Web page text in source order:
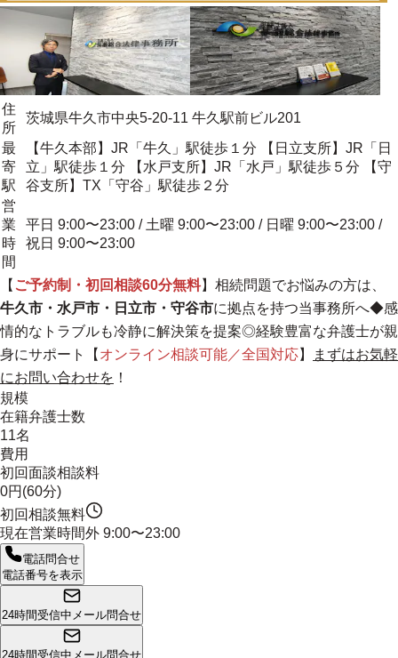
住
所
茨城県牛久市中央5-20-11 牛久駅前ビル201
最
寄
駅
【牛久本部】JR「牛久」駅徒歩１分 【日立支所】JR「日
立」駅徒歩１分 【水戸支所】JR「水戸」駅徒歩５分 【守
谷支所】TX「守谷」駅徒歩２分
営
業
時
間
平日 9:00〜23:00 / 土曜 9:00〜23:00 / 日曜 9:00〜23:00 /
祝日 9:00〜23:00
【 ご予約制・初回相談60分無料】相続問題でお悩みの方は、
牛久市・水戸市・日立市・守谷市に拠点を持つ当事務所へ◆感
情的なトラブルも冷静に解決策を提案◎経験豊富な弁護士が親
身にサポート
【 オンライン相談可能／全国対応】
まずはお気軽
にお問い合わせを ！
規模
在籍弁護士数
11名
費用
初回面談相談料
0円(60分)
初回相談無料
現在営業時間外 9:00〜23:00
電話問合せ
電話番号を表示
24時間受信中 メール問合せ
24時間受信中 メール問合せ